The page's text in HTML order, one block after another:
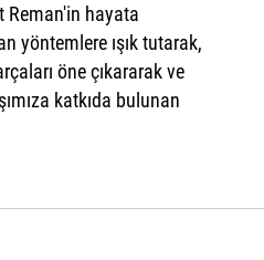
Reman'in hayata
yöntemlere ışık tutarak,
öne çıkararak ve
katkıda bulunan